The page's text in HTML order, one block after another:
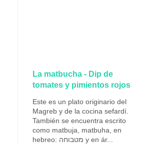
La matbucha - Dip de
tomates y pimientos rojos
Este es un plato originario del
Magreb y de la cocina sefardí.
También se encuentra escrito
como matbuja, matbuha, en
hebreo: מטבוחה y en ár...